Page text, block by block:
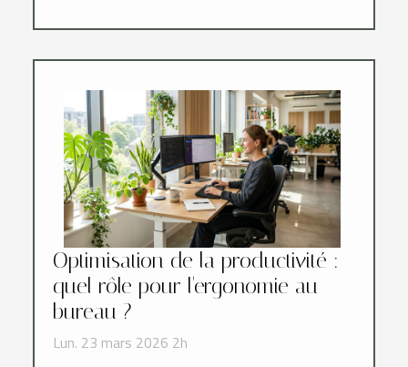
Optimisation de la productivité :
quel rôle pour l'ergonomie au
bureau ?
Lun. 23 mars 2026 2h